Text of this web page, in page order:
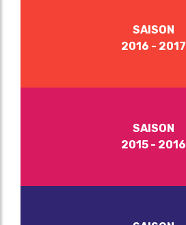
SAISON
2016 - 2017
SAISON
2015 - 2016